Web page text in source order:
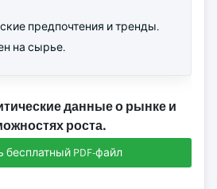
предпочтения и тренды.
на сырье.
данные о рынке и
роста.
бесплатный PDF-файл